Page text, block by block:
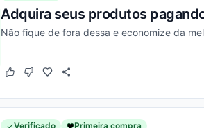
Adquira seus produtos
Não fique de fora dessa e economize da
Este cupom funcionou
Este cupom não funcionou
Verificado Primeira compra